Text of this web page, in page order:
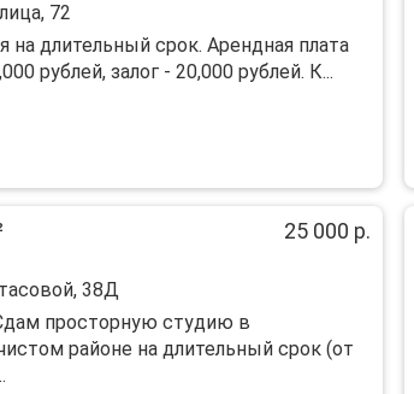
72
на длительный срок. Арендная плата
рублей, залог - 20,000 рублей. К...
25 000 р.
38Д
просторную студию в
районе на длительный срок (от